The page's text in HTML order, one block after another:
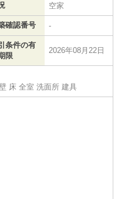
空家
確認番号 -
条件の有
限
2026年08月22日
床 全室 洗面所 建具